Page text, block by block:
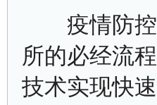
疫情防控
所的必经流
技术实现快